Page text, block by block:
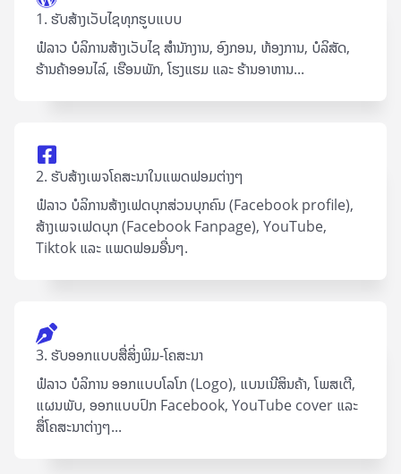
1. ຮັບສ້າງເວັບໄຊທຸກຮູບແບບ
ຟໍລາວ ບໍລິການສ້າງເວັບໄຊ ສຳນັກງານ, ອົງກອນ, ຫ້ອງການ, ບໍລິສັດ,
ຮ້ານຄ້າອອນໄລ໌, ເຮືອນພັກ, ໂຮງແຮມ ແລະ ຮ້ານອາຫານ...
2. ຮັບສ້າງເພຈໂຄສະນາໃນແພດຟອມຕ່າງໆ
ຟໍລາວ ບໍລິການສ້າງເຟດບຸກສ່ວນບຸກຄົນ (Facebook profile),
ສ້າງເພຈເຟດບຸກ (Facebook Fanpage), YouTube,
Tiktok ແລະ ແພດຟອມອື່ນໆ.
3. ຮັບອອກແບບສື່ສິ່ງພິມ-ໂຄສະນາ
ຟໍລາວ ບໍລິການ ອອກແບບໂລໂກ (Logo), ແບນເນີສິນຄ້າ, ໂພສເຕີ,
ແຜນພັບ, ອອກແບບປົກ Facebook, YouTube cover ແລະ
ສຶ່ໂຄສະນາຕ່າງໆ...